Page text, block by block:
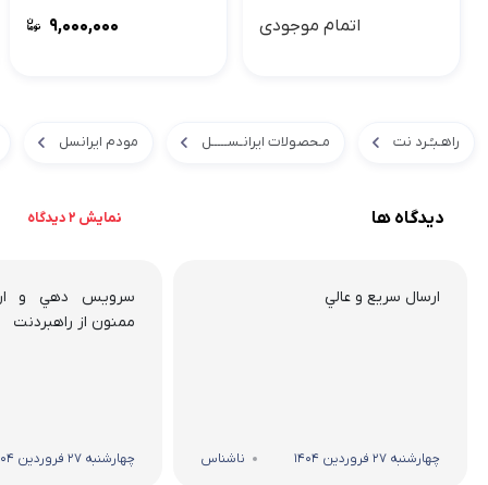
اتمام موجودی ۹,۰۰۰,۰۰۰
راهـبـُـرد نت مـحصولات ایرانـســـــل مودم ایرانسل
دیدگاه ها نمایش 2 دیدگاه
ارسال سريع و عالي
چهارشنبه 27 فروردین 1404 ناشناس
سرويس دهي و
ممنون از راهبردنت
چهارشنبه 27 فروردین 1404